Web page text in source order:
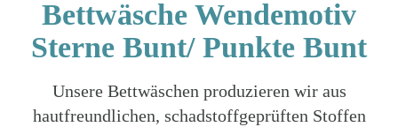
Bettwäsche Wendemotiv
Sterne Bunt/ Punkte Bunt
Unsere Bettwäschen produzieren wir aus
hautfreundlichen, schadstoffgeprüften Stoffen